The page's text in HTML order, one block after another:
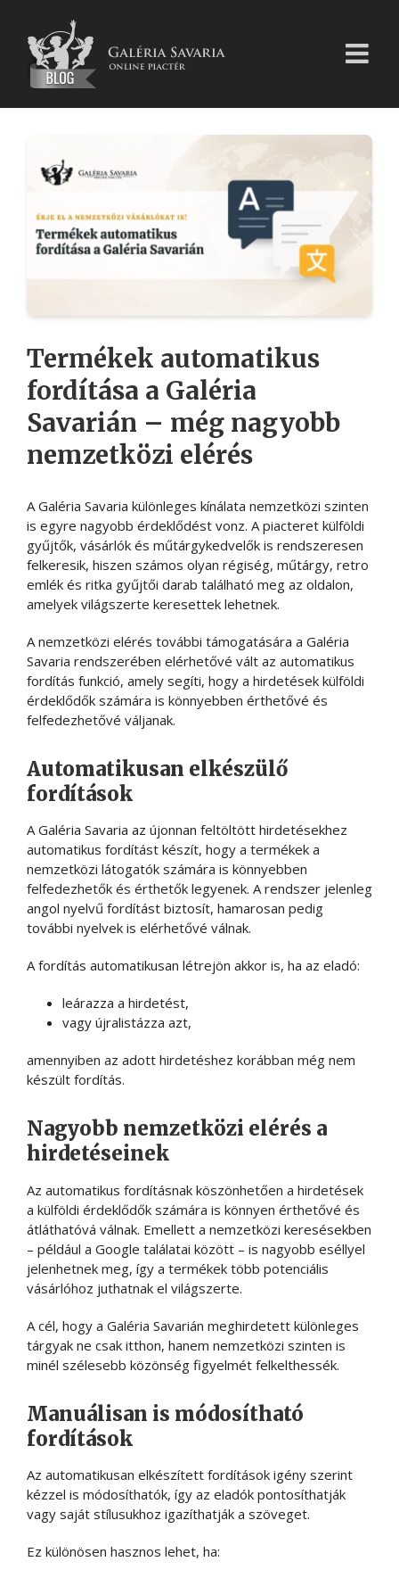
Termékek automatikus
fordítása a Galéria
Savarián – még nagyobb
nemzetközi elérés
A Galéria Savaria különleges kínálata nemzetközi szinten
is egyre nagyobb érdeklődést vonz. A piacteret külföldi
gyűjtők, vásárlók és műtárgykedvelők is rendszeresen
felkeresik, hiszen számos olyan régiség, műtárgy, retro
emlék és ritka gyűjtői darab található meg az oldalon,
amelyek világszerte keresettek lehetnek.
A nemzetközi elérés további támogatására a Galéria
Savaria rendszerében elérhetővé vált az automatikus
fordítás funkció, amely segíti, hogy a hirdetések külföldi
érdeklődők számára is könnyebben érthetővé és
felfedezhetővé váljanak.
Automatikusan elkészülő
fordítások
A Galéria Savaria az újonnan feltöltött hirdetésekhez
automatikus fordítást készít, hogy a termékek a
nemzetközi látogatók számára is könnyebben
felfedezhetők és érthetők legyenek. A rendszer jelenleg
angol nyelvű fordítást biztosít, hamarosan pedig
további nyelvek is elérhetővé válnak.
A fordítás automatikusan létrejön akkor is, ha az eladó:
leárazza a hirdetést,
vagy újralistázza azt,
amennyiben az adott hirdetéshez korábban még nem
készült fordítás.
Nagyobb nemzetközi elérés a
hirdetéseinek
Az automatikus fordításnak köszönhetően a hirdetések
a külföldi érdeklődők számára is könnyen érthetővé és
átláthatóvá válnak. Emellett a nemzetközi keresésekben
– például a Google találatai között – is nagyobb eséllyel
jelenhetnek meg, így a termékek több potenciális
vásárlóhoz juthatnak el világszerte.
A cél, hogy a Galéria Savarián meghirdetett különleges
tárgyak ne csak itthon, hanem nemzetközi szinten is
minél szélesebb közönség figyelmét felkelthessék.
Manuálisan is módosítható
fordítások
Az automatikusan elkészített fordítások igény szerint
kézzel is módosíthatók, így az eladók pontosíthatják
vagy saját stílusukhoz igazíthatják a szöveget.
Ez különösen hasznos lehet, ha: